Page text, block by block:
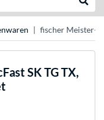
fischer Meister-
SK TG TX,